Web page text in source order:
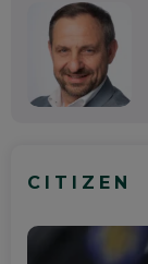
CITIZEN